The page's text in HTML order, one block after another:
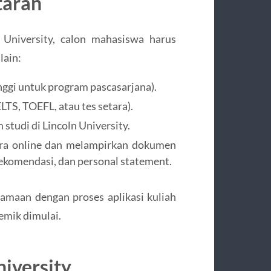
calon mahasiswa harus
untuk program pascasarjana).
TOEFL, atau tes setara).
studi di Lincoln University.
online dan melampirkan dokumen
dan personal statement.
dengan proses aplikasi kuliah
dimulai.